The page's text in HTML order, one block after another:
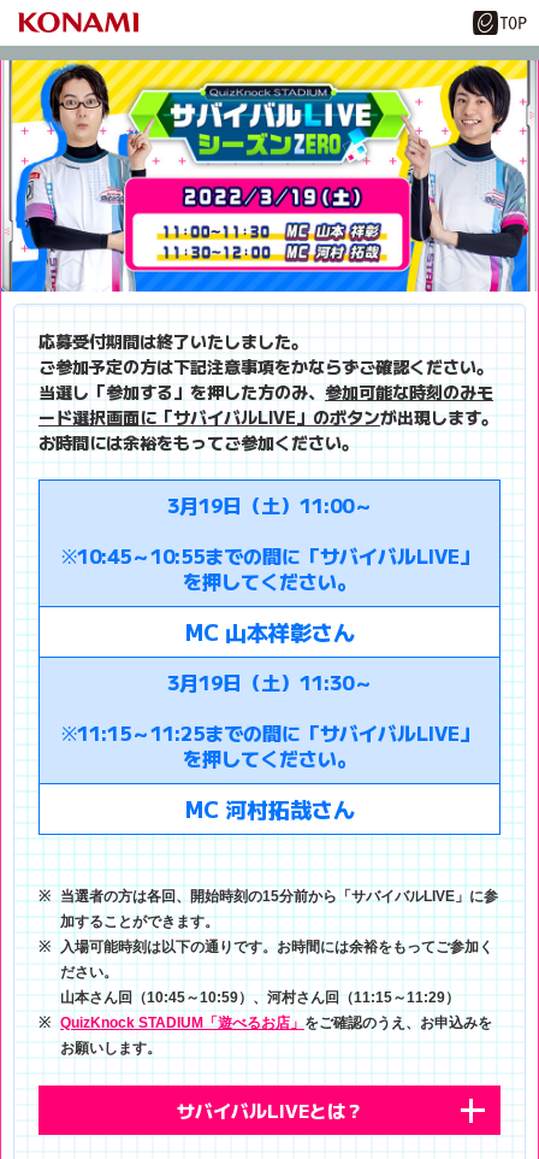
応募受付期間は終了いたしました。
ご参加予定の方は下記注意事項をかならずご確認ください。
当選し「参加する」を押した方のみ、 参加可能な時刻のみモ
ード選択画面に「サバイバルLIVE」のボタンが出現します。
お時間には余裕をもってご参加ください。
3月19日（土）11:00～
※10:45～10:55までの間に「サバイバルLIVE」
を押してください。
MC 山本祥彰さん
3月19日（土）11:30～
※11:15～11:25までの間に「サバイバルLIVE」
を押してください。
MC 河村拓哉さん
当選者の方は各回、開始時刻の15分前から「サバイバルLIVE」に参
加することができます。
入場可能時刻は以下の通りです。お時間には余裕をもってご参加く
ださい。
山本さん回（10:45～10:59）、河村さん回（11:15～11:29）
QuizKnock STADIUM「遊べるお店」 をご確認のうえ、お申込みを
お願いします。
サバイバルLIVEとは？